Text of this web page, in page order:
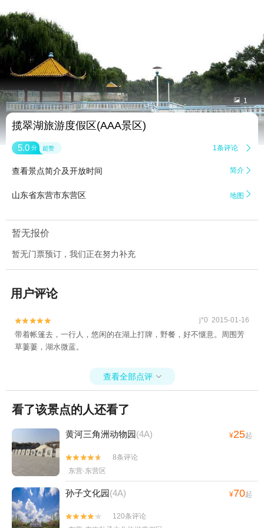
 1
揽翠湖旅游度假区(AAA景区)
5.0 分 超赞 1条评论 
查看景点简介及开放时间 简介 
山东省东营市东营区 地图 
暂无报价
暂无门票预订，我们正在努力补充
用户评论

 j*0 2015-01-16
带着帐篷去，一行人，悠闲的在湖上打牌，野餐，好不惬意。周围芳
草萋萋，湖水微蓝。
查看全部点评 
看了该景点的人还看了
黄河三角洲动物园(4A) ¥25起


8条评论
东营·东营区
孙子文化园(4A) ¥70起


120条评论
